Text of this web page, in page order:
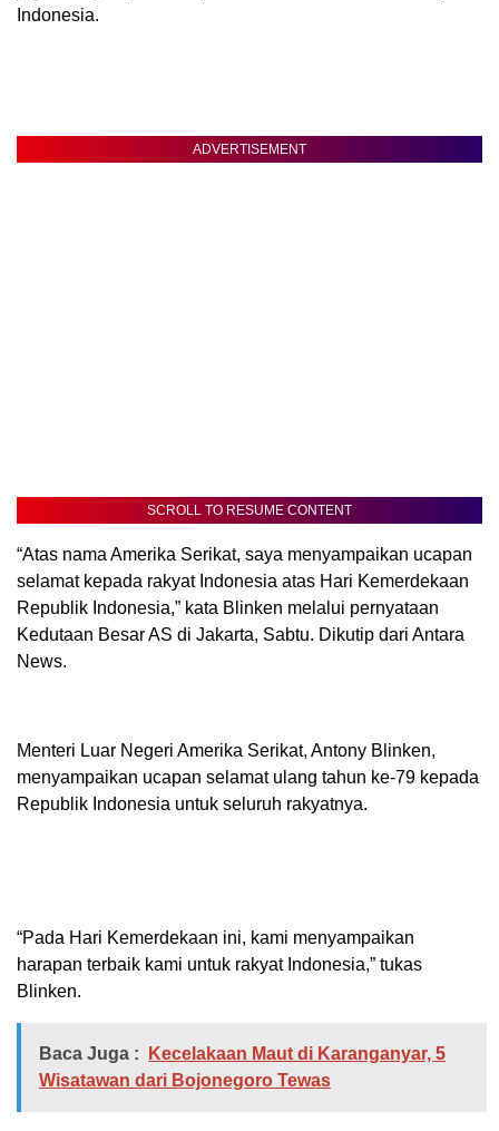
Indonesia.
ADVERTISEMENT
SCROLL TO RESUME CONTENT
“Atas nama Amerika Serikat, saya menyampaikan ucapan
selamat kepada rakyat Indonesia atas Hari Kemerdekaan
Republik Indonesia,” kata Blinken melalui pernyataan
Kedutaan Besar AS di Jakarta, Sabtu. Dikutip dari Antara
News.
Menteri Luar Negeri Amerika Serikat, Antony Blinken,
menyampaikan ucapan selamat ulang tahun ke-79 kepada
Republik Indonesia untuk seluruh rakyatnya.
“Pada Hari Kemerdekaan ini, kami menyampaikan
harapan terbaik kami untuk rakyat Indonesia,” tukas
Blinken.
Baca Juga :
Kecelakaan Maut di Karanganyar, 5
Wisatawan dari Bojonegoro Tewas